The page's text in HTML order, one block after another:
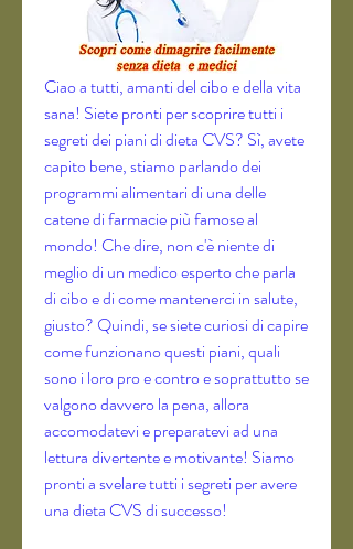
Ciao a tutti, amanti del cibo e della vita
sana! Siete pronti per scoprire tutti i
segreti dei piani di dieta CVS? Sì, avete
capito bene, stiamo parlando dei
programmi alimentari di una delle
catene di farmacie più famose al
mondo! Che dire, non c'è niente di
meglio di un medico esperto che parla
di cibo e di come mantenerci in salute,
giusto? Quindi, se siete curiosi di capire
come funzionano questi piani, quali
sono i loro pro e contro e soprattutto se
valgono davvero la pena, allora
accomodatevi e preparatevi ad una
lettura divertente e motivante! Siamo
pronti a svelare tutti i segreti per avere
una dieta CVS di successo!